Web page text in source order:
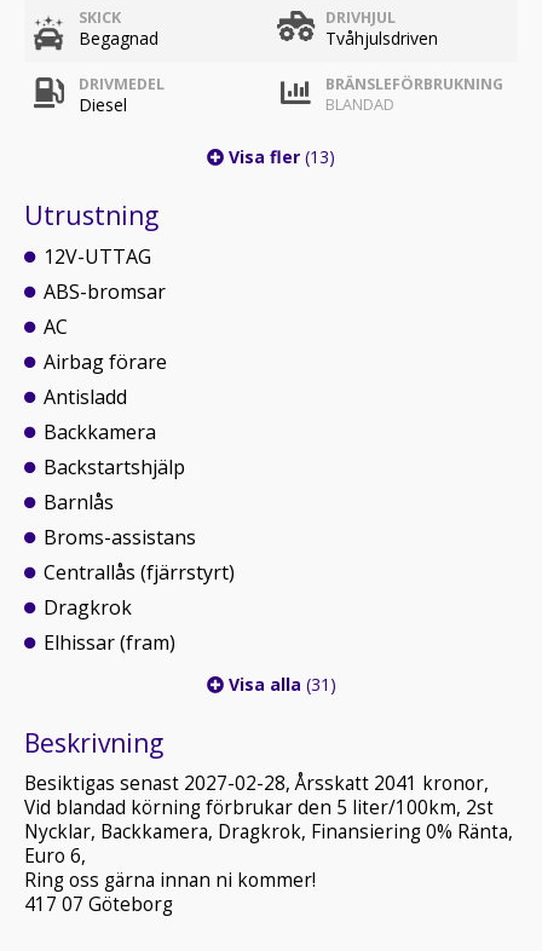
SKICK
Begagnad
DRIVHJUL
Tvåhjulsdriven
DRIVMEDEL
Diesel
BRÄNSLEFÖRBRUKNING
BLANDAD
Visa fler (13)
Utrustning
12V-UTTAG
ABS-bromsar
AC
Airbag förare
Antisladd
Backkamera
Backstartshjälp
Barnlås
Broms-assistans
Centrallås (fjärrstyrt)
Dragkrok
Elhissar (fram)
Visa alla (31)
Beskrivning
Besiktigas senast 2027-02-28, Årsskatt 2041 kronor,
Vid blandad körning förbrukar den 5 liter/100km, 2st
Nycklar, Backkamera, Dragkrok, Finansiering 0% Ränta,
Euro 6,
Ring oss gärna innan ni kommer!
417 07 Göteborg